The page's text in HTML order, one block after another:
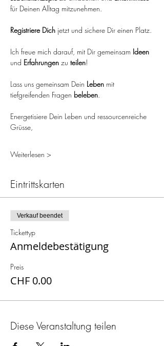
für Deinen Alltag mitzunehmen.
Registriere Dich jetzt und sichere Dir einen Platz.
Ich freue mich darauf, mit Dir gemeinsam Ideen
und Erfahrungen zu teilen!
Lass uns gemeinsam Dein Leben mit
tiefgreifenden Fragen beleben.
Energetisiere Dein Leben und ressourcenreiche
Grüsse,
Weiterlesen >
Eintrittskarten
Verkauf beendet
Tickettyp
Anmeldebestätigung
Preis
CHF 0.00
Diese Veranstaltung teilen